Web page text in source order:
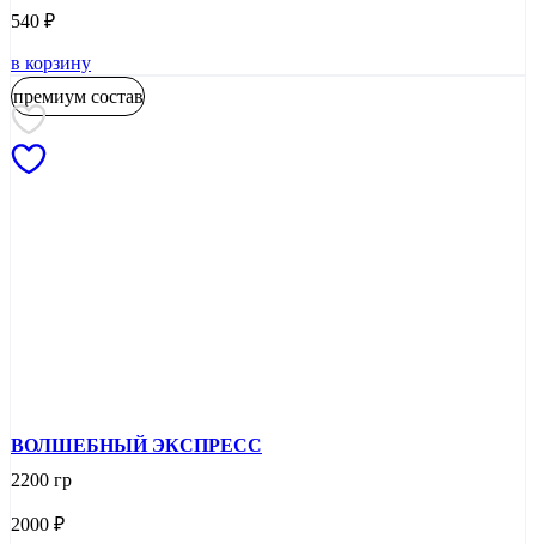
540 ₽
в корзину
премиум состав
ВОЛШЕБНЫЙ ЭКСПРЕСС
2200 гр
2000 ₽